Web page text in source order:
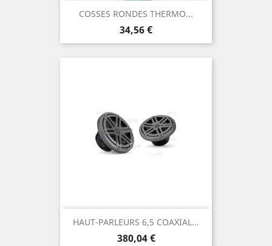
COSSES RONDES THERMO...
Prix
34,56 €
HAUT-PARLEURS 6,5 COAXIAL...
Prix
380,04 €